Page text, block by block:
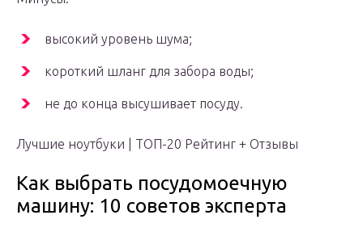
высокий уровень шума;
короткий шланг для забора воды;
не до конца высушивает посуду.
Лучшие ноутбуки | ТОП-20 Рейтинг + Отзывы
Как выбрать посудомоечную
машину: 10 советов эксперта